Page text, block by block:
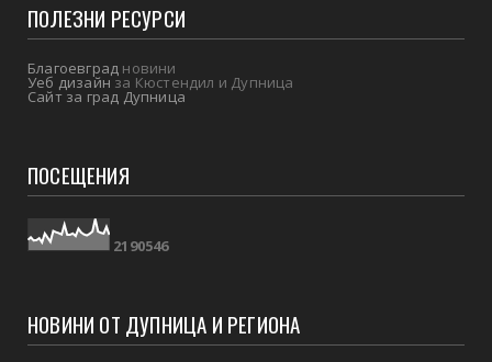
ПОЛЕЗНИ РЕСУРСИ
Благоевград новини
Уеб дизайнза Кюстендил и Дупница
Сайт за град Дупница
ПОСЕЩЕНИЯ
21 90546
НОВИНИ ОТ ДУПНИЦА И РЕГИОНА